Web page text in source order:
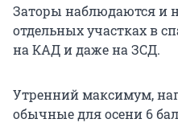
Заторы наблюдаются и
отдельных участках в
на КАД и даже на ЗСД.
Утренний максимум,
обычные для осени 6